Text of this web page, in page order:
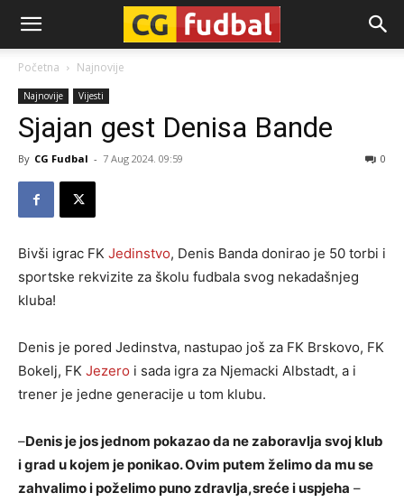
CG-
Fudbal
Početna Najnovije
Najnovije Vijesti
Sjajan gest Denisa Bande
By CG Fudbal - 7 Aug 2024. 09:59 0
Bivši igrac FK Jedinstvo, Denis Banda donirao je 50 torbi i
sportske rekvizite za školu fudbala svog nekadašnjeg
kluba!
Denis je pored Jedinstva, nastupao još za FK Brskovo, FK
Bokelj, FK Jezero i sada igra za Njemacki Albstadt, a i
trener je jedne generacije u tom klubu.
–Denis je jos jednom pokazao da ne zaboravlja svoj klub
i grad u kojem je ponikao. Ovim putem želimo da mu se
zahvalimo i poželimo puno zdravlja,sreće i uspjeha –